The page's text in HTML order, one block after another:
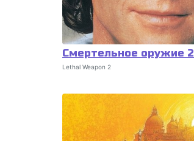
Смертельное оружие 2
Lethal Weapon 2